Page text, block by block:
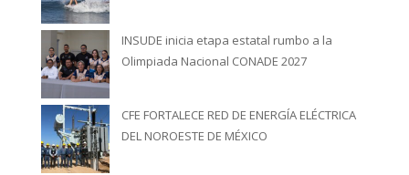
INSUDE inicia etapa estatal rumbo a la
Olimpiada Nacional CONADE 2027
CFE FORTALECE RED DE ENERGÍA ELÉCTRICA
DEL NOROESTE DE MÉXICO